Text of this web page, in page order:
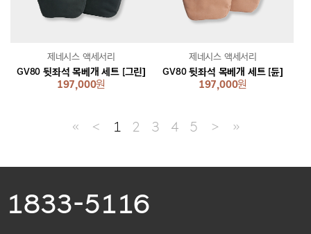
GV80 뒷좌석 목베개 세트 [그린]
197,000원
제네시스 액세서리
GV80 뒷좌석 목베개 세트 [듄]
197,000원
제네시스 액세서리
≪ ＜ 1 2 3 4 5 ＞ ≫
1833-5116